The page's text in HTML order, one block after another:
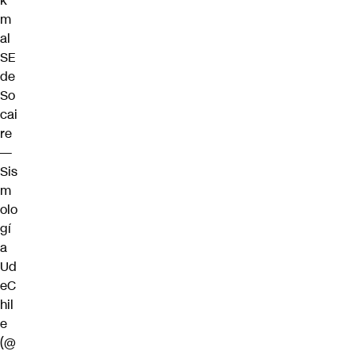
m
al
SE
de
So
cai
re
—
Sis
m
olo
gí
a
Ud
eC
hil
e
(@